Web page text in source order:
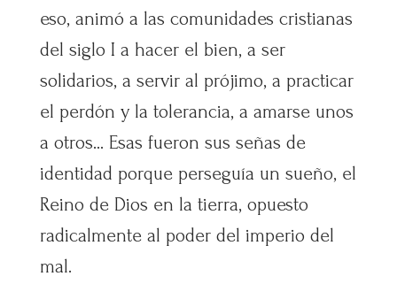
eso, animó a las comunidades cristianas
del siglo I a hacer el bien, a ser
solidarios, a servir al prójimo, a practicar
el perdón y la tolerancia, a amarse unos
a otros… Esas fueron sus señas de
identidad porque perseguía un sueño, el
Reino de Dios en la tierra, opuesto
radicalmente al poder del imperio del
mal.